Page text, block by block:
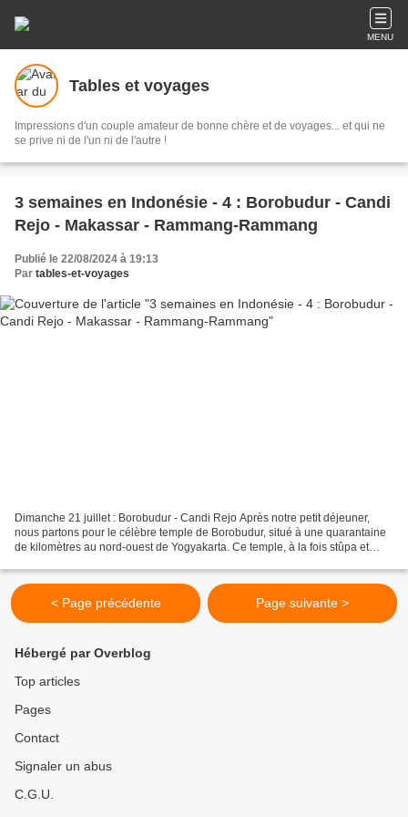
MENU
Tables et voyages
Impressions d'un couple amateur de bonne chère et de voyages... et qui ne
se prive ni de l'un ni de l'autre !
3 semaines en Indonésie - 4 : Borobudur - Candi
Rejo - Makassar - Rammang-Rammang
Publié le 22/08/2024 à 19:13
Par tables-et-voyages
Dimanche 21 juillet : Borobudur - Candi Rejo Après notre petit déjeuner,
nous partons pour le célèbre temple de Borobudur, situé à une quarantaine
de kilomètres au nord-ouest de Yogyakarta. Ce temple, à la fois stûpa et
< Page précédente Page suivante >
Hébergé par Overblog
Top articles
Pages
Contact
Signaler un abus
C.G.U.